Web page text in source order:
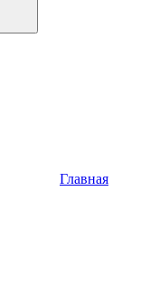
Главная